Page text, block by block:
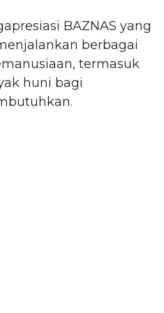
BAZNAS yang
berbagai
termasuk
huni bagi